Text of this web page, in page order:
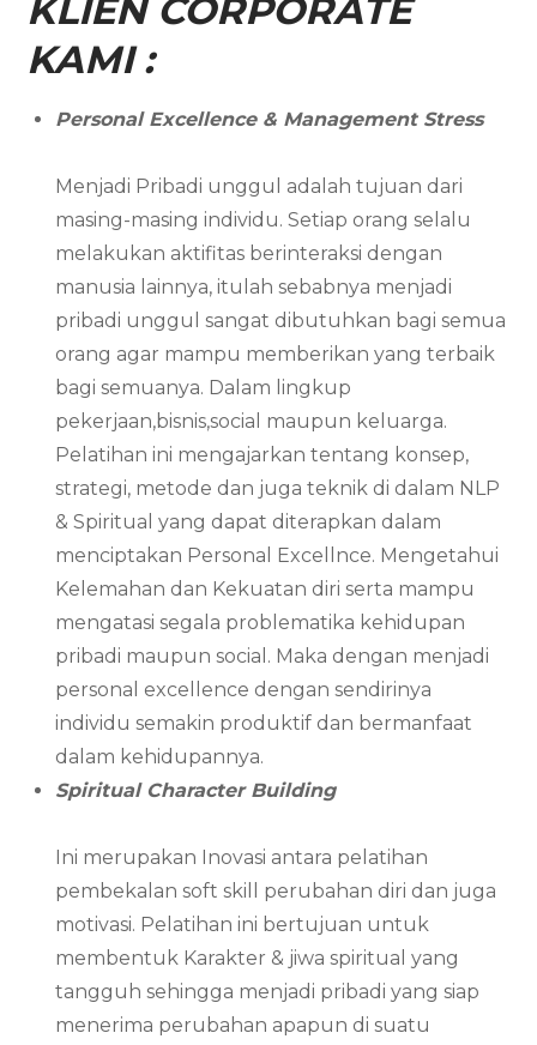
KLIEN CORPORATE
KAMI :
Personal Excellence & Management Stress
Menjadi Pribadi unggul adalah tujuan dari
masing-masing individu. Setiap orang selalu
melakukan aktifitas berinteraksi dengan
manusia lainnya, itulah sebabnya menjadi
pribadi unggul sangat dibutuhkan bagi semua
orang agar mampu memberikan yang terbaik
bagi semuanya. Dalam lingkup
pekerjaan,bisnis,social maupun keluarga.
Pelatihan ini mengajarkan tentang konsep,
strategi, metode dan juga teknik di dalam NLP
& Spiritual yang dapat diterapkan dalam
menciptakan Personal Excellnce. Mengetahui
Kelemahan dan Kekuatan diri serta mampu
mengatasi segala problematika kehidupan
pribadi maupun social. Maka dengan menjadi
personal excellence dengan sendirinya
individu semakin produktif dan bermanfaat
dalam kehidupannya.
Spiritual Character Building
Ini merupakan Inovasi antara pelatihan
pembekalan soft skill perubahan diri dan juga
motivasi. Pelatihan ini bertujuan untuk
membentuk Karakter & jiwa spiritual yang
tangguh sehingga menjadi pribadi yang siap
menerima perubahan apapun di suatu